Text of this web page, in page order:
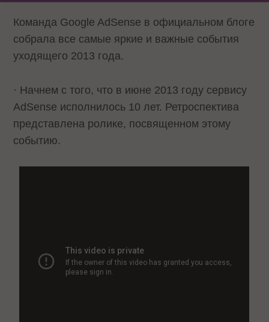
Команда Google AdSense в официальном блоге
собрала все самые яркие и важные события
уходящего 2013 года.
· Начнем с того, что в июне 2013 году сервису
AdSense исполнилось 10 лет. Ретроспектива
представлена ролике, посвященном этому
событию.